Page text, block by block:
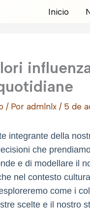
Inicio
/ Por admlnlx / 5 de
integrante della
che
e di modellare il
nel contesto
come i
scelte e il nostro